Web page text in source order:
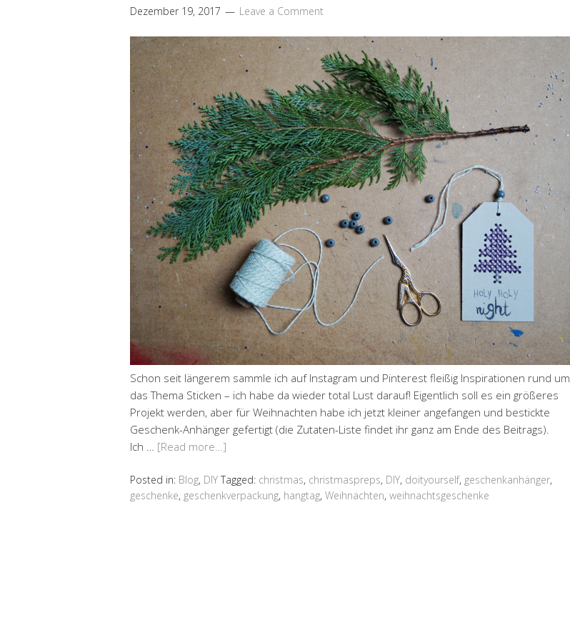
Dezember 19, 2017 Leave a Comment
Schon seit längerem sammle ich auf Instagram und Pinterest fleißig Inspirationen rund um
das Thema Sticken – ich habe da wieder total Lust darauf! Eigentlich soll es ein größeres
Projekt werden, aber für Weihnachten habe ich jetzt kleiner angefangen und bestickte
Geschenk-Anhänger gefertigt (die Zutaten-Liste findet ihr ganz am Ende des Beitrags).
Ich … [Read more…]
Posted in: Blog, DIY Tagged: christmas, christmaspreps, DIY, doityourself, geschenkanhänger,
geschenke, geschenkverpackung, hangtag, Weihnachten, weihnachtsgeschenke